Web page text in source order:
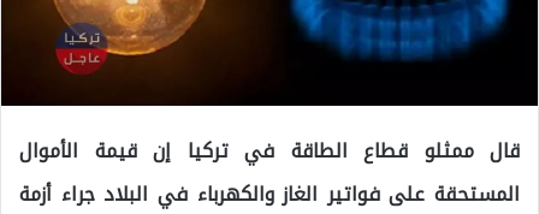
قال ممثلو قطاع الطاقة في تركيا إن قيمة الأموال
المستحقة على فواتير الغاز والكهرباء في البلاد جراء أزمة